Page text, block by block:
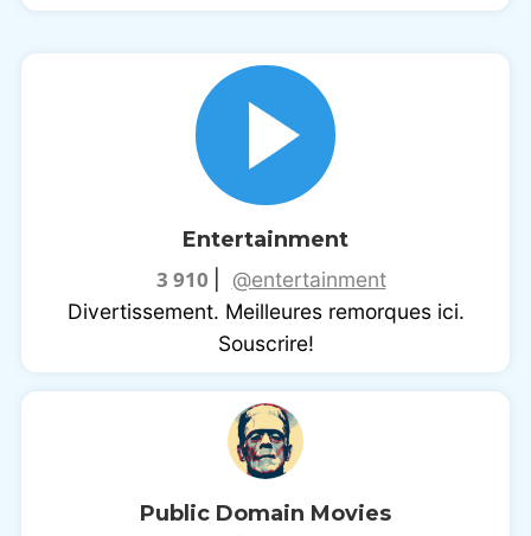
Entertainment
3 910
@entertainment
Divertissement. Meilleures remorques ici.
Souscrire!
Public Domain Movies